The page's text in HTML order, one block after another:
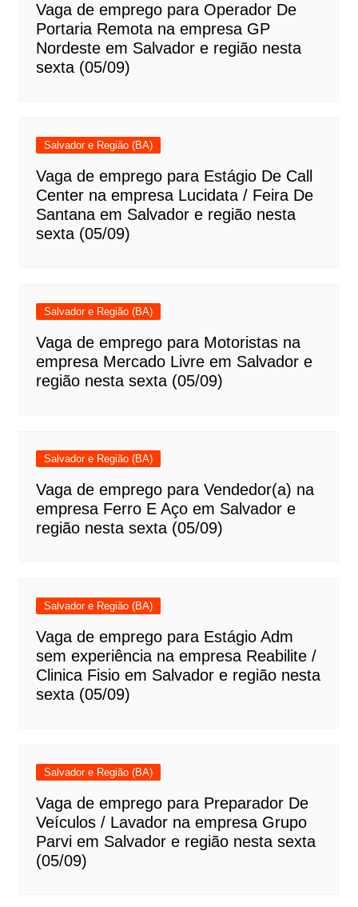
Vaga de emprego para Operador De
Portaria Remota na empresa GP
Nordeste em Salvador e região nesta
sexta (05/09)
Salvador e Região (BA)
Vaga de emprego para Estágio De Call
Center na empresa Lucidata / Feira De
Santana em Salvador e região nesta
sexta (05/09)
Salvador e Região (BA)
Vaga de emprego para Motoristas na
empresa Mercado Livre em Salvador e
região nesta sexta (05/09)
Salvador e Região (BA)
Vaga de emprego para Vendedor(a) na
empresa Ferro E Aço em Salvador e
região nesta sexta (05/09)
Salvador e Região (BA)
Vaga de emprego para Estágio Adm
sem experiência na empresa Reabilite /
Clinica Fisio em Salvador e região nesta
sexta (05/09)
Salvador e Região (BA)
Vaga de emprego para Preparador De
Veículos / Lavador na empresa Grupo
Parvi em Salvador e região nesta sexta
(05/09)